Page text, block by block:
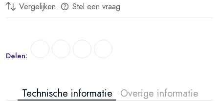
Vergelijken Stel een vraag
Delen:
Technische informatie Overige informatie